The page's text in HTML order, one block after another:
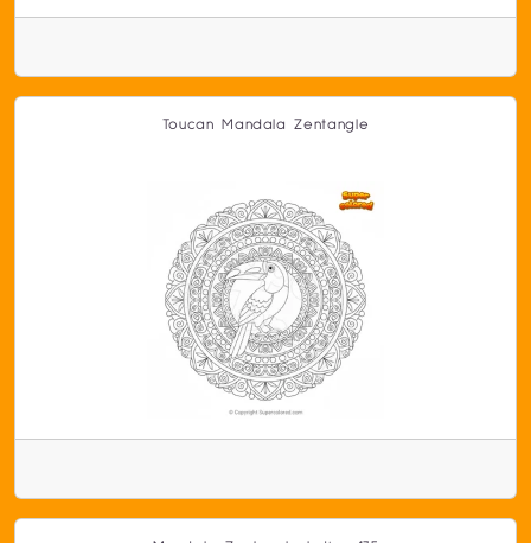
Toucan Mandala Zentangle